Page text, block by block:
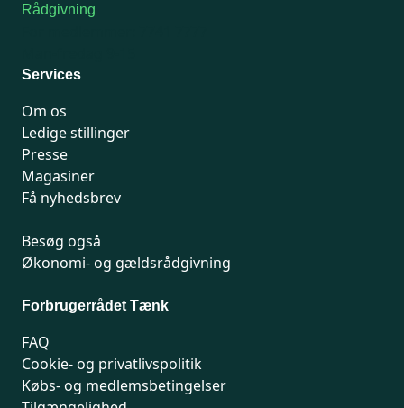
Rådgivning
Services
Om os
Ledige stillinger
Presse
Magasiner
Få nyhedsbrev
Besøg også
Økonomi- og gældsrådgivning
Forbrugerrådet Tænk
FAQ
Cookie- og privatlivspolitik
Købs- og medlemsbetingelser